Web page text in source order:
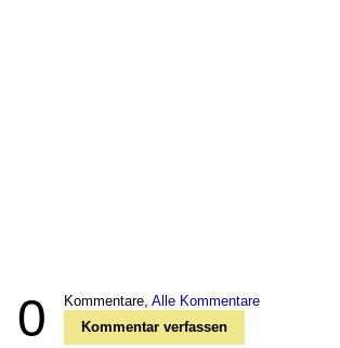
0 Kommentare, Alle Kommentare
Kommentar verfassen